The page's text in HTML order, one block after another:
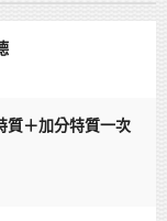
質＋加分特質一次